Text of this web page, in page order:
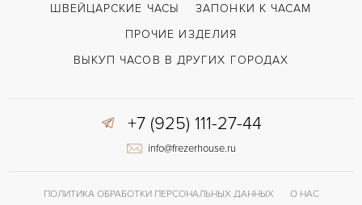
Застежка с помощью шипа
ШВЕЙЦАРСКИЕ ЧАСЫ
ЗАПОНКИ К ЧАСАМ
ПРОЧИЕ ИЗДЕЛИЯ
ВЫКУП ЧАСОВ В ДРУГИХ ГОРОДАХ
+7 (925) 111-27-44
info@frezerhouse.ru
ПОЛИТИКА ОБРАБОТКИ ПЕРСОНАЛЬНЫХ ДАННЫХ
О НАС